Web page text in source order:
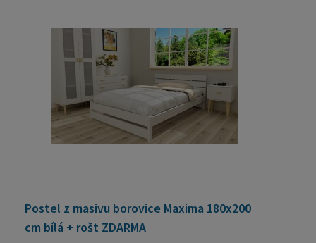
Postel z masivu borovice Maxima 180x200
cm bílá + rošt ZDARMA